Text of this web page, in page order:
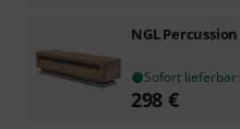
NGL Percussion
Sofort lieferbar
298 €